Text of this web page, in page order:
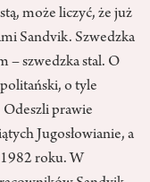
może liczyć, że już
Sandvik. Szwedzka
– szwedzka stal. O
o tyle
Odeszli prawie
Jugosłowianie, a
roku. W